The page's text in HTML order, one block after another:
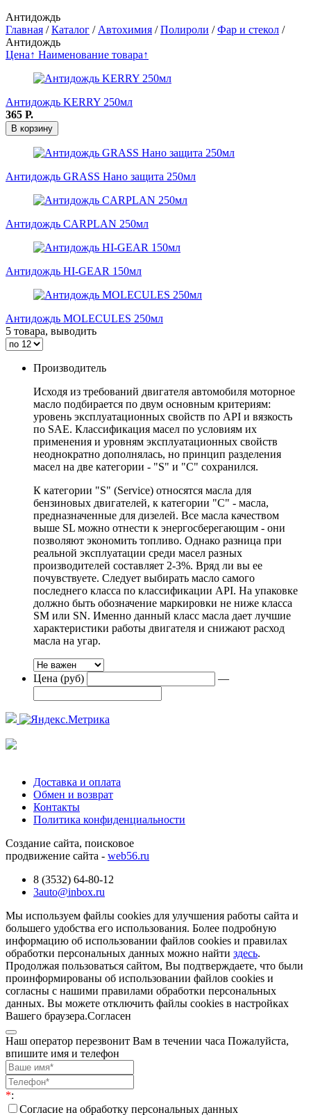
Антидождь
Главная /Каталог / Автохимия /Полироли /Фар и стекол /
Антидождь
Цена↑ Наименование товара↑
Антидождь KERRY 250мл
365 Р.
В корзину
Антидождь GRASS Нано защита 250мл
Антидождь CARPLAN 250мл
Антидождь HI-GEAR 150мл
Антидождь MOLECULES 250мл
5 товара, выводить
Производитель
Исходя из требований двигателя автомобиля моторное
масло подбирается по двум основным критериям:
уровень эксплуатационных свойств по API и вязкость
по SAE. Классификация масел по условиям их
применения и уровням эксплуатационных свойств
неоднократно дополнялась, но принцип разделения
масел на две категории - "S" и "С" сохранился.
К категории "S" (Service) относятся масла для
бензиновых двигателей, к категории "С" - масла,
предназначенные для дизелей. Все масла качеством
выше SL можно отнести к энергосберегающим - они
позволяют экономить топливо. Однако разница при
реальной эксплуатации среди масел разных
производителей составляет 2-3%. Вряд ли вы ее
почувствуете. Следует выбирать масло самого
последнего класса по классификации API. На упаковке
должно быть обозначение маркировки не ниже класса
SM или SN. Именно данный класс масла дает лучшие
характеристики работы двигателя и снижают расход
масла на угар.
Цена (руб) —
Доставка и оплата
Обмен и возврат
Контакты
Политика конфиденциальности
Создание сайта, поисковое
продвижение сайта - web56.ru
8 (3532) 64-80-12
3auto@inbox.ru
Мы используем файлы cookies для улучшения работы сайта и
большего удобства его использования. Более подробную
информацию об использовании файлов cookies и правилах
обработки персональных данных можно найти здесь.
Продолжая пользоваться сайтом, Вы подтверждаете, что были
проинформированы об использовании файлов cookies и
согласны с нашими правилами обработки персональных
данных. Вы можете отключить файлы cookies в настройках
Вашего браузера.Согласен
Наш оператор перезвонит Вам в течении часа Пожалуйста,
впишите имя и телефон
*:
Согласие на обработку персональных данных